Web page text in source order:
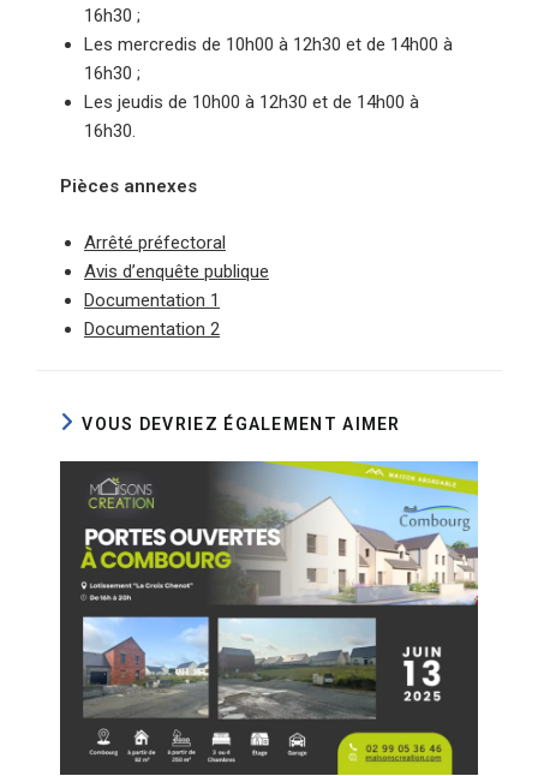
16h30 ;
Les mercredis de 10h00 à 12h30 et de 14h00 à
16h30 ;
Les jeudis de 10h00 à 12h30 et de 14h00 à
16h30.
Pièces annexes
Arrêté préfectoral
Avis d’enquête publique
Documentation 1
Documentation 2
VOUS DEVRIEZ ÉGALEMENT AIMER